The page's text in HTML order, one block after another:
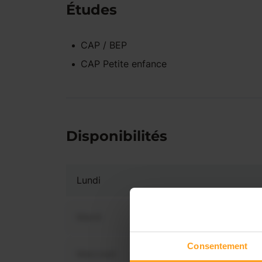
Consentement
Études
CAP / BEP
CAP Petite enfance
Disponibilités
Lundi